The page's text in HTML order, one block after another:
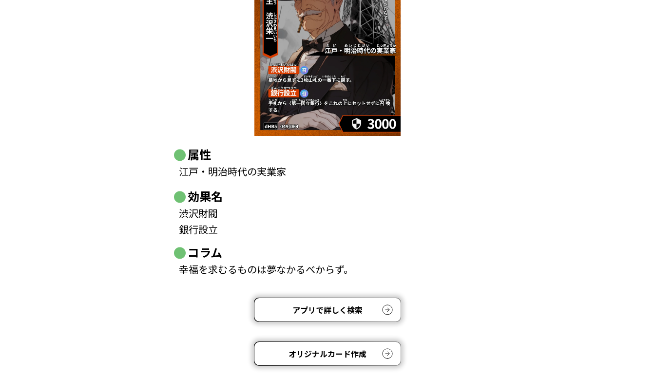
属性
江戸・明治時代の実業家
効果名
渋沢財閥
銀行設立
コラム
幸福を求むるものは夢なかるべからず。
アプリで詳しく検索
オリジナルカード作成